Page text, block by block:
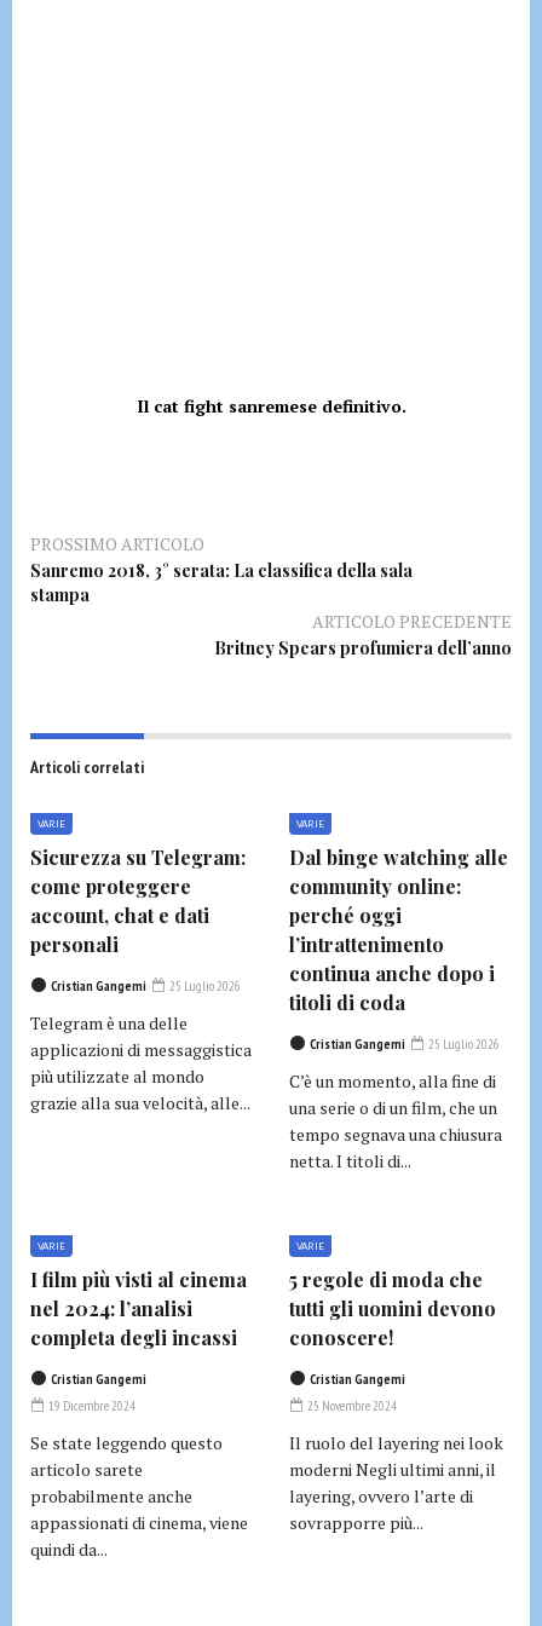
Il cat fight sanremese definitivo.
PROSSIMO ARTICOLO
Sanremo 2018, 3° serata: La classifica della sala
stampa
ARTICOLO PRECEDENTE
Britney Spears profumiera dell’anno
Articoli correlati
VARIE
Sicurezza su Telegram:
come proteggere
account, chat e dati
personali
Cristian Gangemi 25 Luglio 2026
Telegram è una delle
applicazioni di messaggistica
più utilizzate al mondo
grazie alla sua velocità, alle...
VARIE
Dal binge watching alle
community online:
perché oggi
l’intrattenimento
continua anche dopo i
titoli di coda
Cristian Gangemi 25 Luglio 2026
C’è un momento, alla fine di
una serie o di un film, che un
tempo segnava una chiusura
netta. I titoli di...
VARIE
I film più visti al cinema
nel 2024: l’analisi
completa degli incassi
Cristian Gangemi
19 Dicembre 2024
Se state leggendo questo
articolo sarete
probabilmente anche
appassionati di cinema, viene
quindi da...
VARIE
5 regole di moda che
tutti gli uomini devono
conoscere!
Cristian Gangemi
25 Novembre 2024
Il ruolo del layering nei look
moderni Negli ultimi anni, il
layering, ovvero l’arte di
sovrapporre più...